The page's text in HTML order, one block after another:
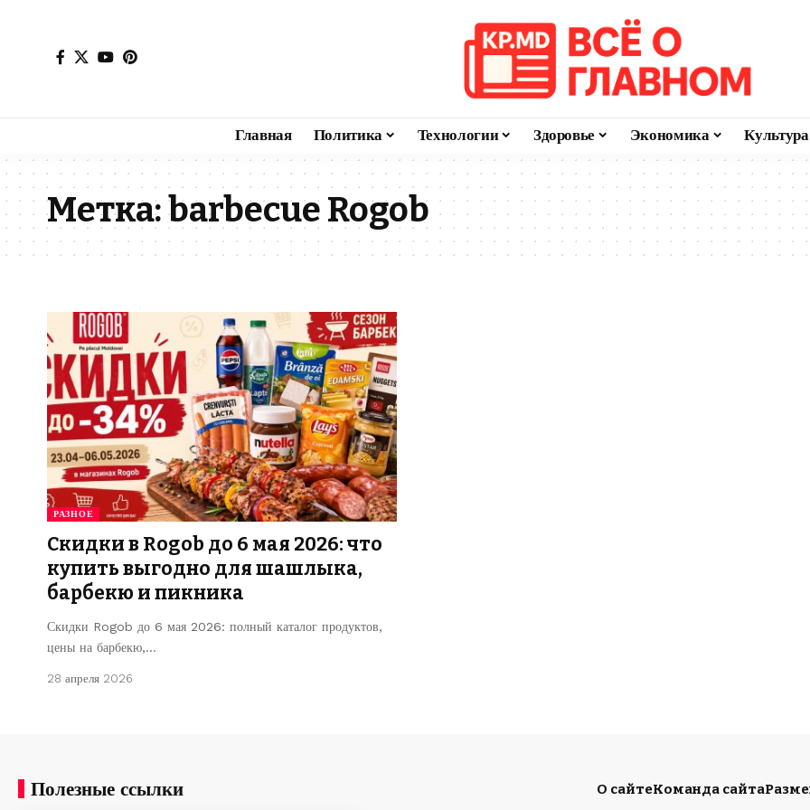
Главная Политика Технологии Здоровье Экономика Культура
Метка:barbecue Rogob
РАЗНОЕ
Скидки в Rogob до 6 мая 2026: что
купить выгодно для шашлыка,
барбекю и пикника
Скидки Rogob до 6 мая 2026: полный каталог продуктов,
цены на барбекю,…
28 апреля 2026
Полезные ссылки О сайтеКоманда сайта